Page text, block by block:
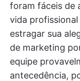
foram fáceis de
vida
estragar sua
de marketing
equipe
antecedência,